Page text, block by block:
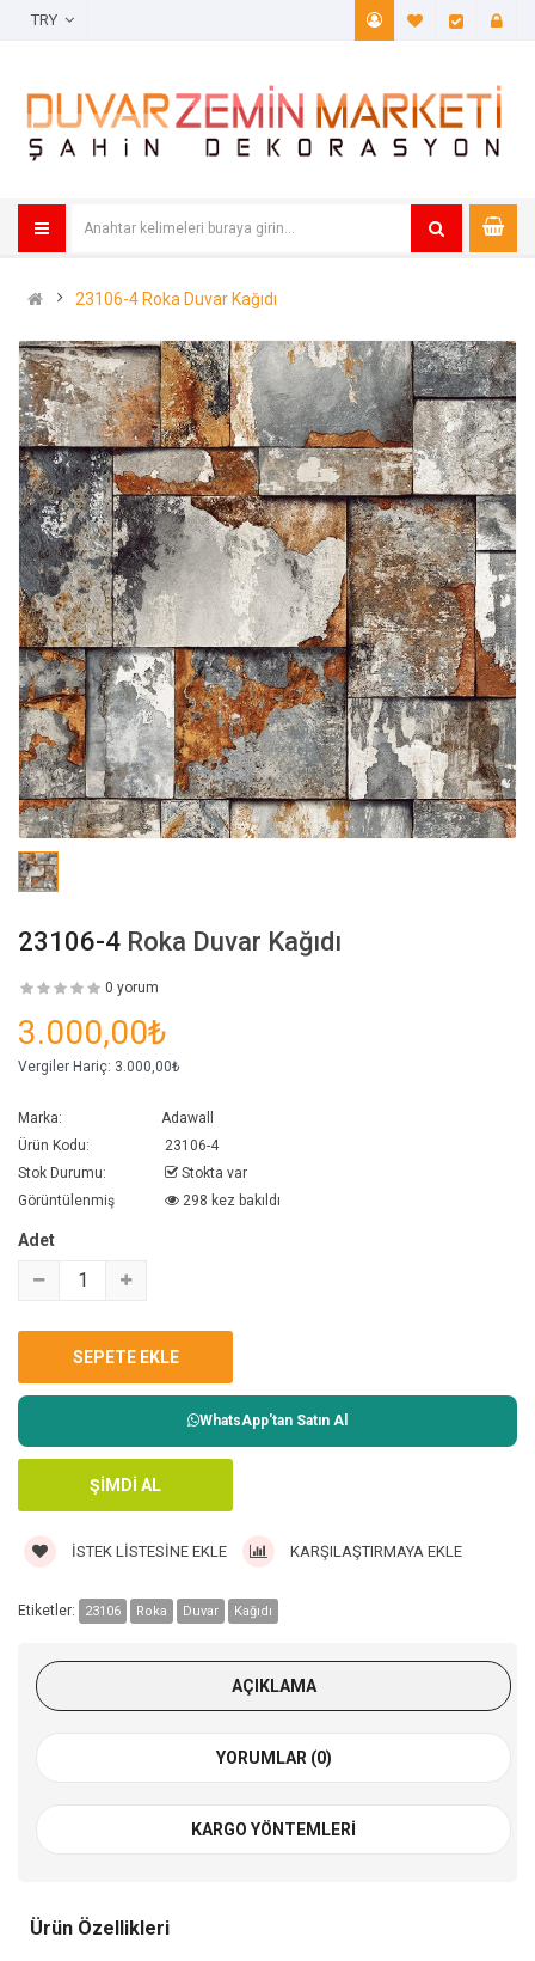
A. Listem
23106-4 Roka Duvar Kağıdı
23106-4 Roka Duvar Kağıdı
0 yorum
3.000,00₺
Vergiler Hariç: 3.000,00₺
Marka:
Adawall
Ürün Kodu:
23106-4
Stok Durumu:
Stokta var
Görüntülenmiş
298 kez bakıldı
Adet
WhatsApp'tan Satın Al
İSTEK LISTESINE EKLE KARŞILAŞTIRMAYA EKLE
Etiketler: 23106 Roka Duvar Kağıdı
AÇIKLAMA
YORUMLAR (0)
KARGO YÖNTEMLERI
Ürün Özellikleri